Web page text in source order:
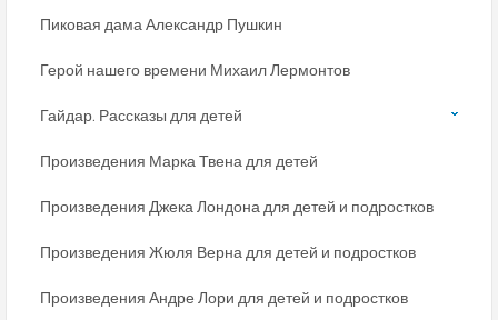
Пиковая дама Александр Пушкин
Герой нашего времени Михаил Лермонтов
Гайдар. Рассказы для детей
Произведения Марка Твена для детей
Произведения Джека Лондона для детей и подростков
Произведения Жюля Верна для детей и подростков
Произведения Андре Лори для детей и подростков